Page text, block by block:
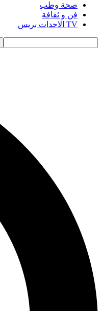
صحة وطب
فن و ثقافة
TV الاحدات بريس